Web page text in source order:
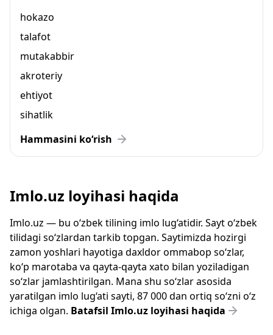
hokazo
talafot
mutakabbir
akroteriy
ehtiyot
sihatlik
Hammasini ko‘rish
Imlo.uz loyihasi haqida
Imlo.uz — bu o‘zbek tilining imlo lug‘atidir. Sayt o‘zbek
tilidagi so‘zlardan tarkib topgan. Saytimizda hozirgi
zamon yoshlari hayotiga daxldor ommabop so‘zlar,
ko‘p marotaba va qayta-qayta xato bilan yoziladigan
so‘zlar jamlashtirilgan. Mana shu so‘zlar asosida
yaratilgan imlo lug‘ati sayti, 87 000 dan ortiq so‘zni o‘z
ichiga olgan. Batafsil Imlo.uz loyihasi haqida